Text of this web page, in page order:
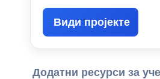
Види пројекте
Додатни ресурси за